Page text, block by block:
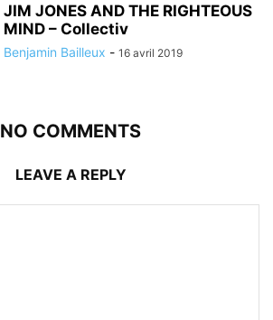
JIM JONES AND THE RIGHTEOUS
MIND – Collectiv
Benjamin Bailleux - 16 avril 2019
NO COMMENTS
LEAVE A REPLY